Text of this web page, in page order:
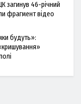
загинув 46-річний
фрагмент відео
будуть»: